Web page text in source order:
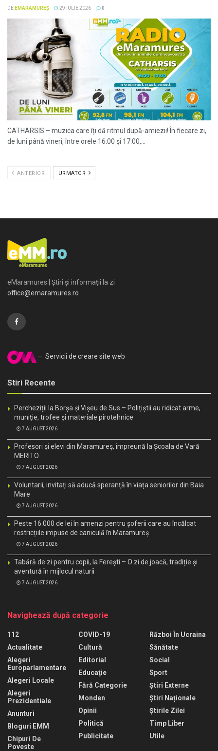
DE EMARAMUREȘ 29 IULIE 2026 0
CATHARSIS – muzica care îți dă ritmul după-amiezii! În fiecare zi,
de luni până vineri, între orele 16:00 și 17:00,...
ANTERIOR URMATOR
eMaramures | Știri și informații la zi
office@emaramures.ro
– Servicii de creare site web
Stiri Recente
Percheziții la Borșa și Vișeu de Sus – Polițiștii au ridicat arme,
muniție, trofee și materiale pirotehnice
7 AUGUST 2026
Profesori și elevi din Maramureș, împreună la Școala de Vară
MERITO
7 AUGUST 2026
Voluntarii, invitați să aducă speranță în viața seniorilor din Baia
Mare
7 AUGUST 2026
Peste 16.000 de lei în amenzi pentru șoferii care au încălcat
restricțiile impuse de caniculă în Maramureș
7 AUGUST 2026
Tabără de zi pentru copii, la Ferești – O zi de joacă, tradiție și
aventură în mijlocul naturii
7 AUGUST 2026
Navighează după categorie
112
Actualitate
Alegeri
Europarlamentare
Alegeri Locale
Alegeri
Prezidentiale
Anunturi
Bloguri EMM
Chipuri De
Poveste
COVID-19
Cultură
Editorial
Educaţie
Fără Categorie
Monden
Opinii
Politică
Publicitate
Război În Ucraina
Sănătate
Social
Sport
Știri Externe
Știri Naționale
Știrile Zilei
Timp Liber
Utile